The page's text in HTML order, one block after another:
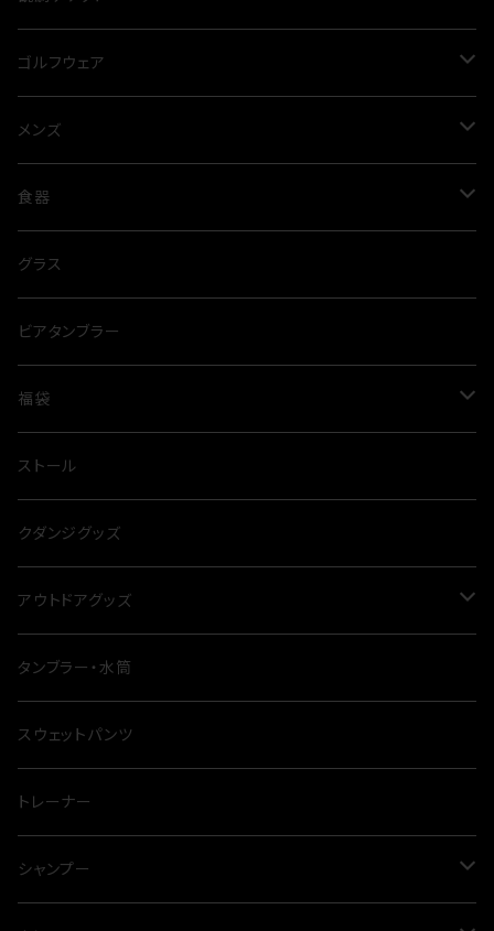
プルオーバー
ニット
コート
トレーナー
ジャケット
ベスト
パーカー
ゴルフウェア
メンズ
レディース
メンズ
トップス
Tシャツ
ポロシャツ
パンツ
スウェットパンツ
ハーフパンツ
食器
グラス
タンブラー
グラス
ビアタンブラー
福袋
夏
冬
ストール
クダンジグッズ
アウトドアグッズ
ナイフ
テーブル
シート
鍋
タンブラー・水筒
スウェットパンツ
トレーナー
シャンプー